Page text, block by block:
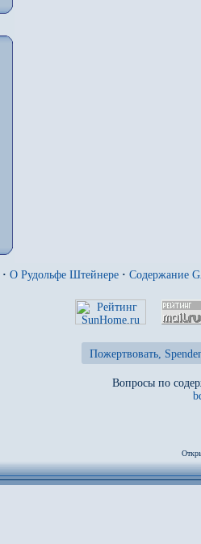
· О Рудольфе Штейнере · Содержание
Пожертвовать,
Вопросы по